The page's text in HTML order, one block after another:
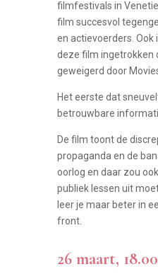
filmfestivals in
film succesvol
en actievoerders. Ook
deze film ingetrokken
geweigerd door
Het eerste dat
betrouwbare
De film toont de
propaganda en de
oorlog en daar zou
publiek lessen uit
leer je maar beter in
front.
26 maart,